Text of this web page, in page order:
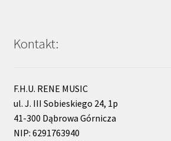
Kontakt:
F.H.U. RENE MUSIC
ul. J. III Sobieskiego 24, 1p
41-300 Dąbrowa Górnicza
NIP: 6291763940